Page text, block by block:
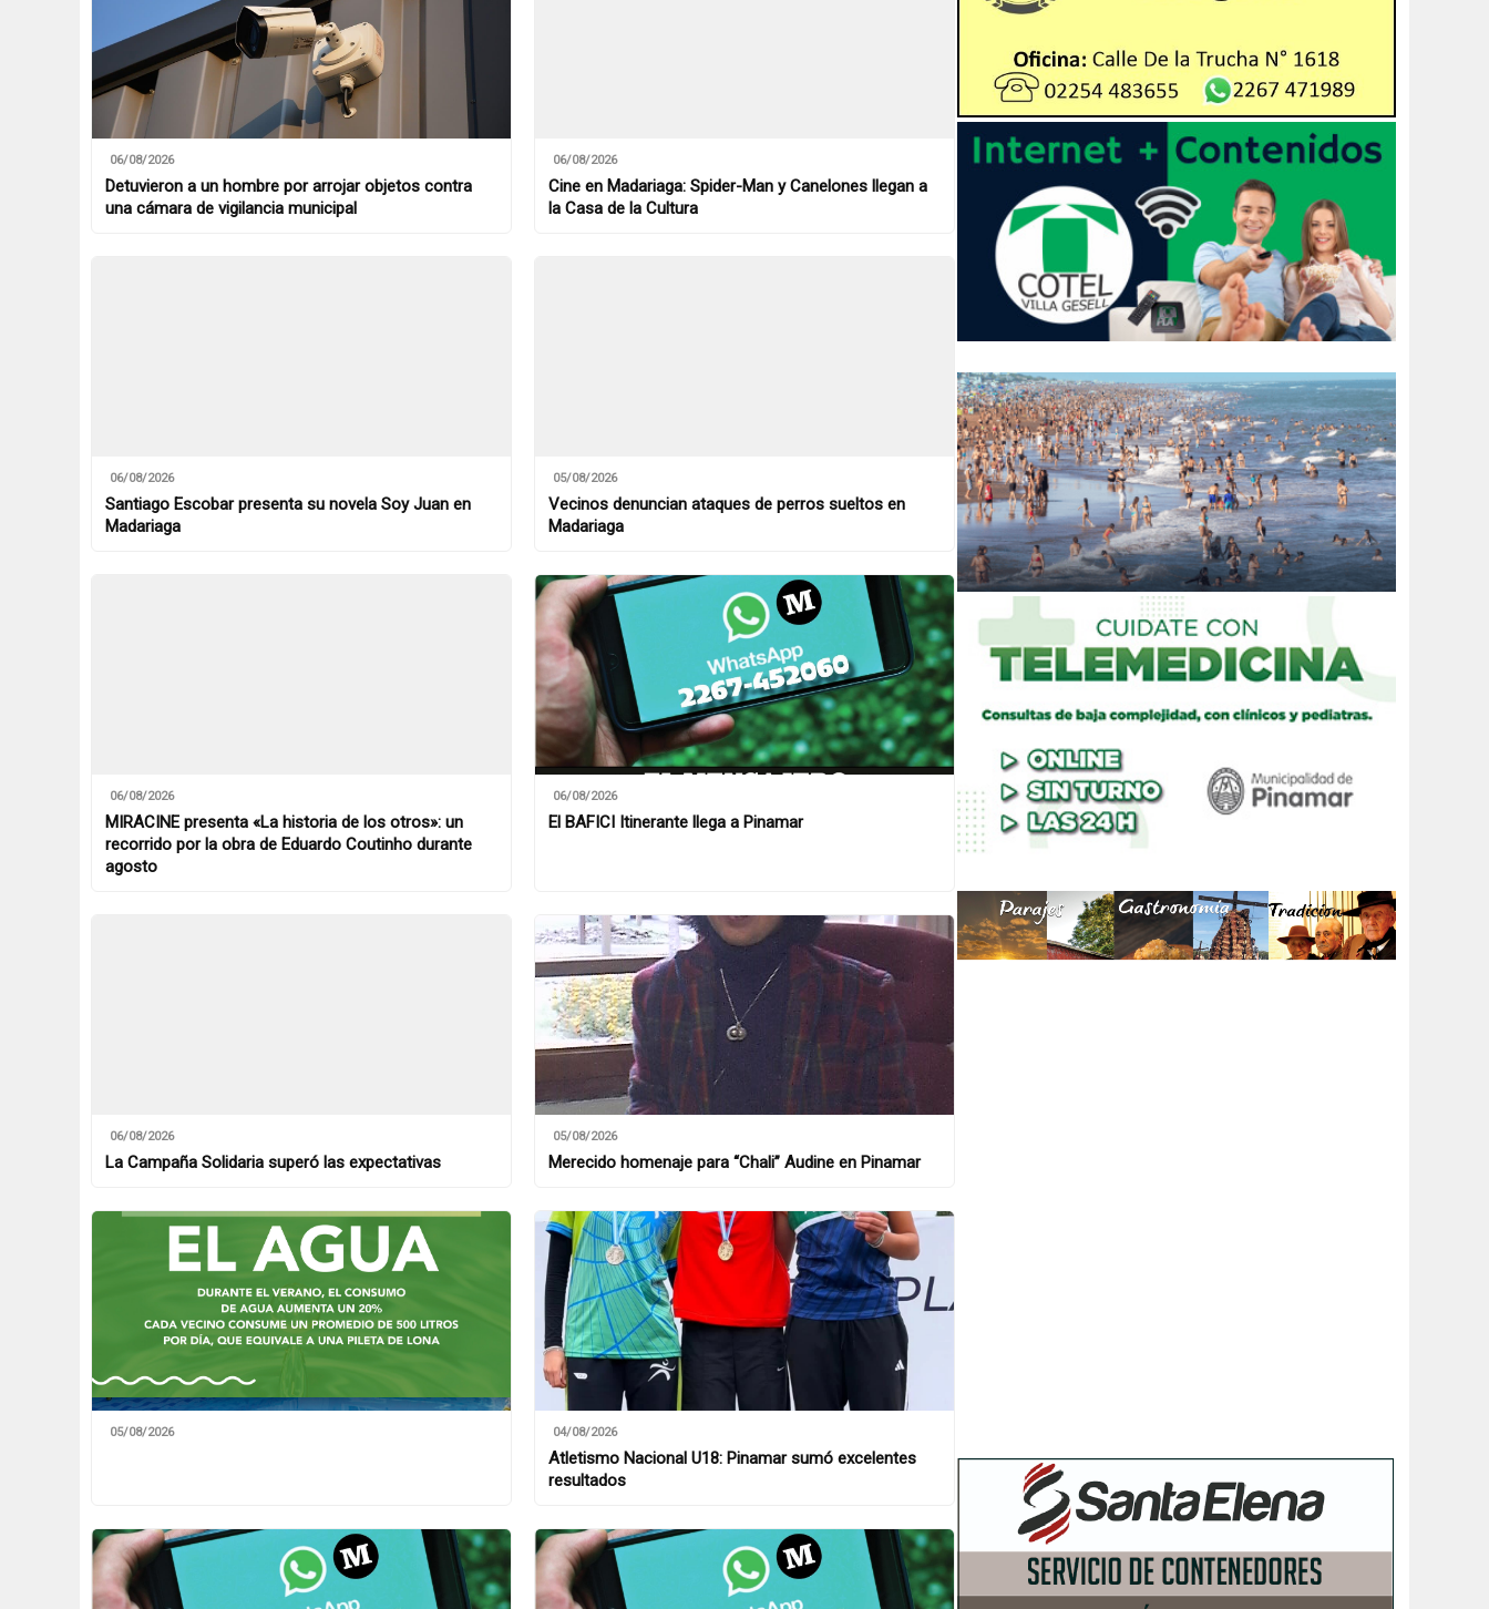
06/08/2026
Detuvieron a un hombre por arrojar objetos contra
una cámara de vigilancia municipal
06/08/2026
Cine en Madariaga: Spider-Man y Canelones llegan a
la Casa de la Cultura
06/08/2026
Santiago Escobar presenta su novela Soy Juan en
Madariaga
05/08/2026
Vecinos denuncian ataques de perros sueltos en
Madariaga
06/08/2026
MIRACINE presenta «La historia de los otros»: un
recorrido por la obra de Eduardo Coutinho durante
agosto
06/08/2026
El BAFICI Itinerante llega a Pinamar
06/08/2026
La Campaña Solidaria superó las expectativas
05/08/2026
Merecido homenaje para “Chali” Audine en Pinamar
05/08/2026 04/08/2026
Atletismo Nacional U18: Pinamar sumó excelentes
resultados